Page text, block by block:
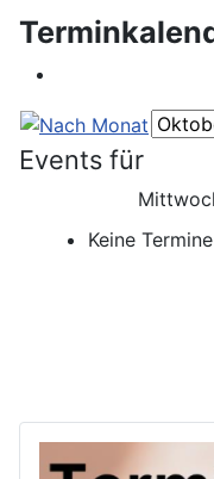
Events für
Keine Termine